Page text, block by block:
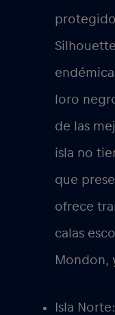
loro
de las
isla no
que
ofrece
calas
Mondon,
Isla Norte: